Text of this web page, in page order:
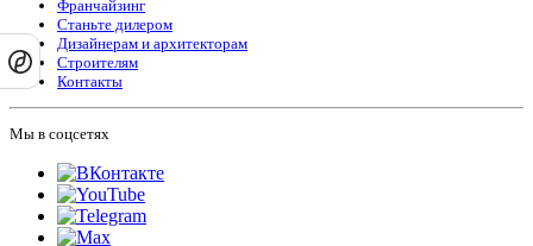
Франчайзинг
Станьте дилером
Дизайнерам и архитекторам
Строителям
Контакты
Мы в соцсетях